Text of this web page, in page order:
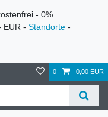
- 0%
EUR - Standorte -
0 0,00 EUR